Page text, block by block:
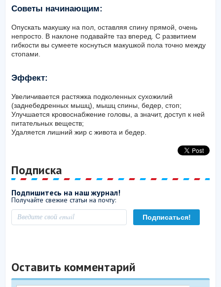
Советы начинающим:
Опускать макушку на пол, оставляя спину прямой, очень
непросто. В наклоне подавайте таз вперед. С развитием
гибкости вы сумеете коснуться макушкой пола точно между
стопами.
Эффект:
Увеличивается растяжка подколенных сухожилий
(заднебедренных мышц), мышц спины, бедер, стоп;
Улучшается кровоснабжение головы, а значит, доступ к ней
питательных веществ;
Удаляется лишний жир с живота и бедер.
Подписка
Подпишитесь на наш журнал!
Получайте свежие статьи на почту:
Оставить комментарий